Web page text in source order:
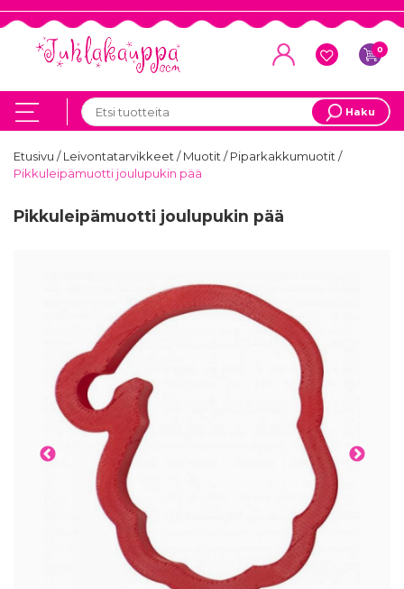
0
Haku
Etusivu /Leivontatarvikkeet/Muotit/Piparkakkumuotit/
Pikkuleipämuotti joulupukin pää
Pikkuleipämuotti joulupukin pää